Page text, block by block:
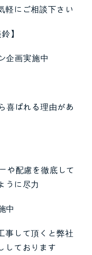
軽にご相談下さい
】
企画実施中
喜ばれる理由があ
や配慮を徹底して
うに尽力
中
事して頂くと弊社
しております